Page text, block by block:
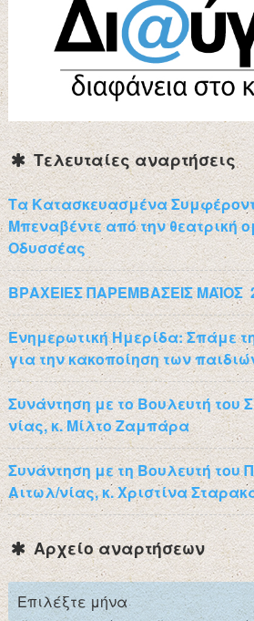
Τελευταίες αναρτήσεις
Τα Κατασκευασμένα
Μπεναβέντε από την θεατρική
Οδυσσέας
ΒΡΑΧΕΙΕΣ ΠΑΡΕΜΒΑΣΕΙΣ ΜΑΪΟΣ
Ενημερωτική Ημερίδα: Σπάμε
για την κακοποίηση των
Συνάντηση με το Βουλευτή του
νίας, κ. Μίλτο Ζαμπάρα
Συνάντηση με τη Βουλευτή του
Αιτωλ/νίας, κ. Χριστίνα
Αρχείο αναρτήσεων